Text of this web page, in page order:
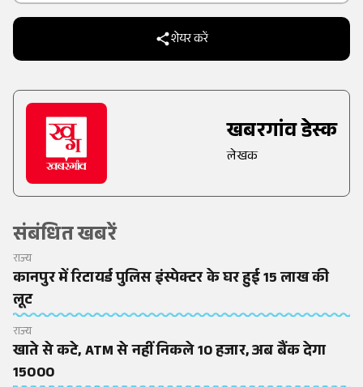
शेयर करें
खबरगांव डेस्क
लेखक
संबंधित खबरें
राज्य
कानपुर में रिटायर्ड पुलिस इंस्पेक्टर के घर हुई 15 लाख की
लूट
राज्य
खाते से कटे, ATM से नहीं निकले 10 हजार, अब बैंक देगा
15000